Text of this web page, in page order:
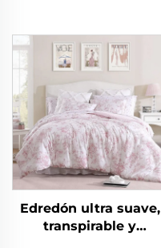
Edredón ultra suave,
transpirable y